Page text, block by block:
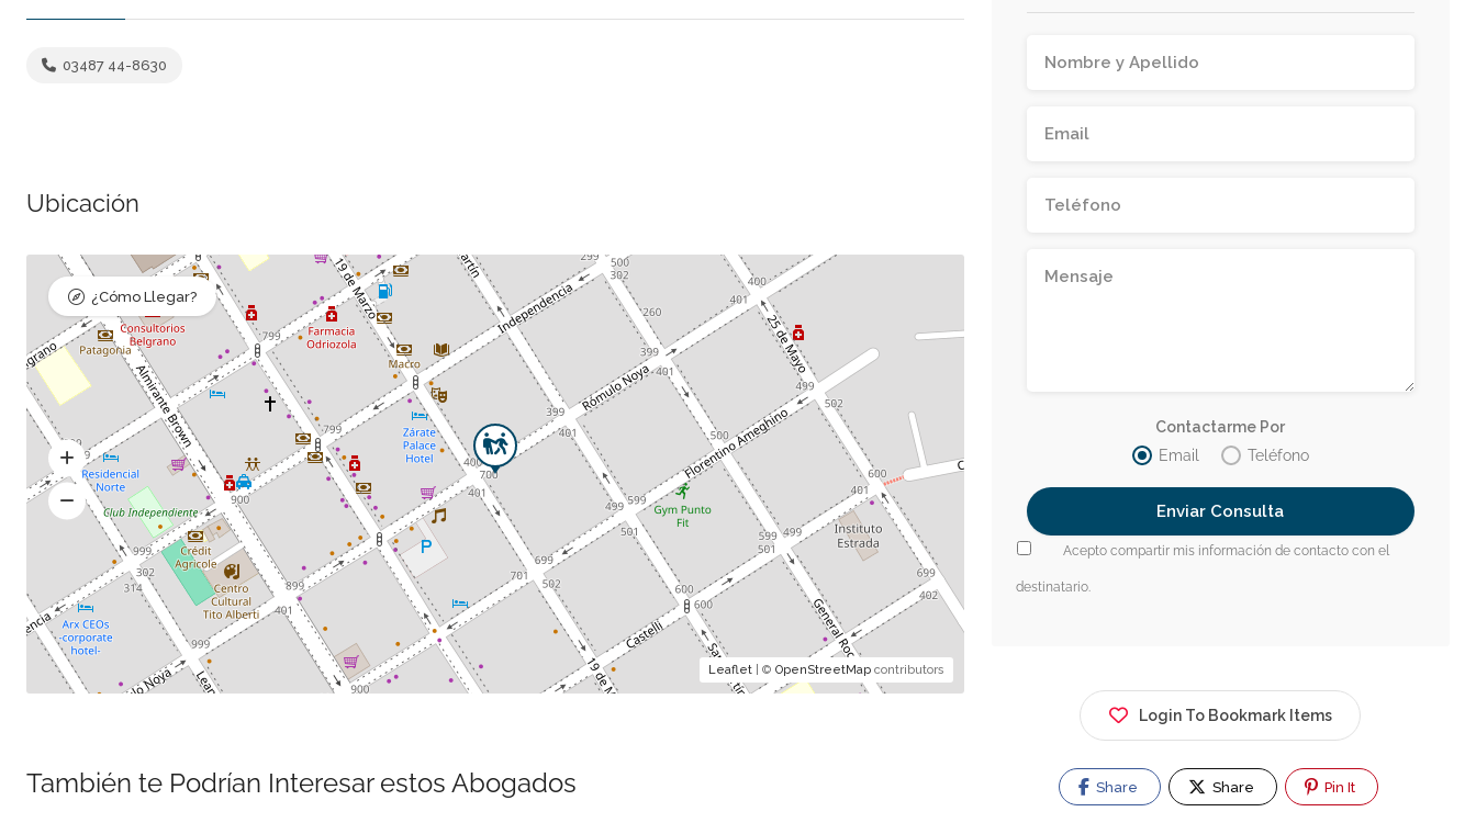
03487 44-8630
Ubicación
Leaflet | ©OpenStreetMap contributors
¿Cómo Llegar?
También te Podrían Interesar estos Abogados
Contactarme Por
Email
Teléfono
Acepto compartir mis información de contacto con el
destinatario.
Login To Bookmark Items
Share Share Pin It